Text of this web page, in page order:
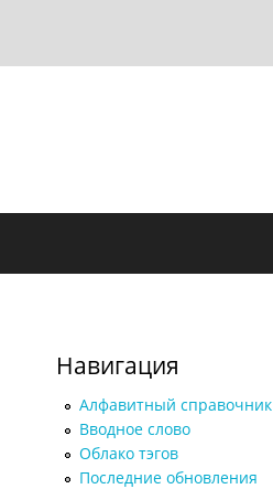
Навигация
Алфавитный справочник
Вводное слово
Облако тэгов
Последние обновления